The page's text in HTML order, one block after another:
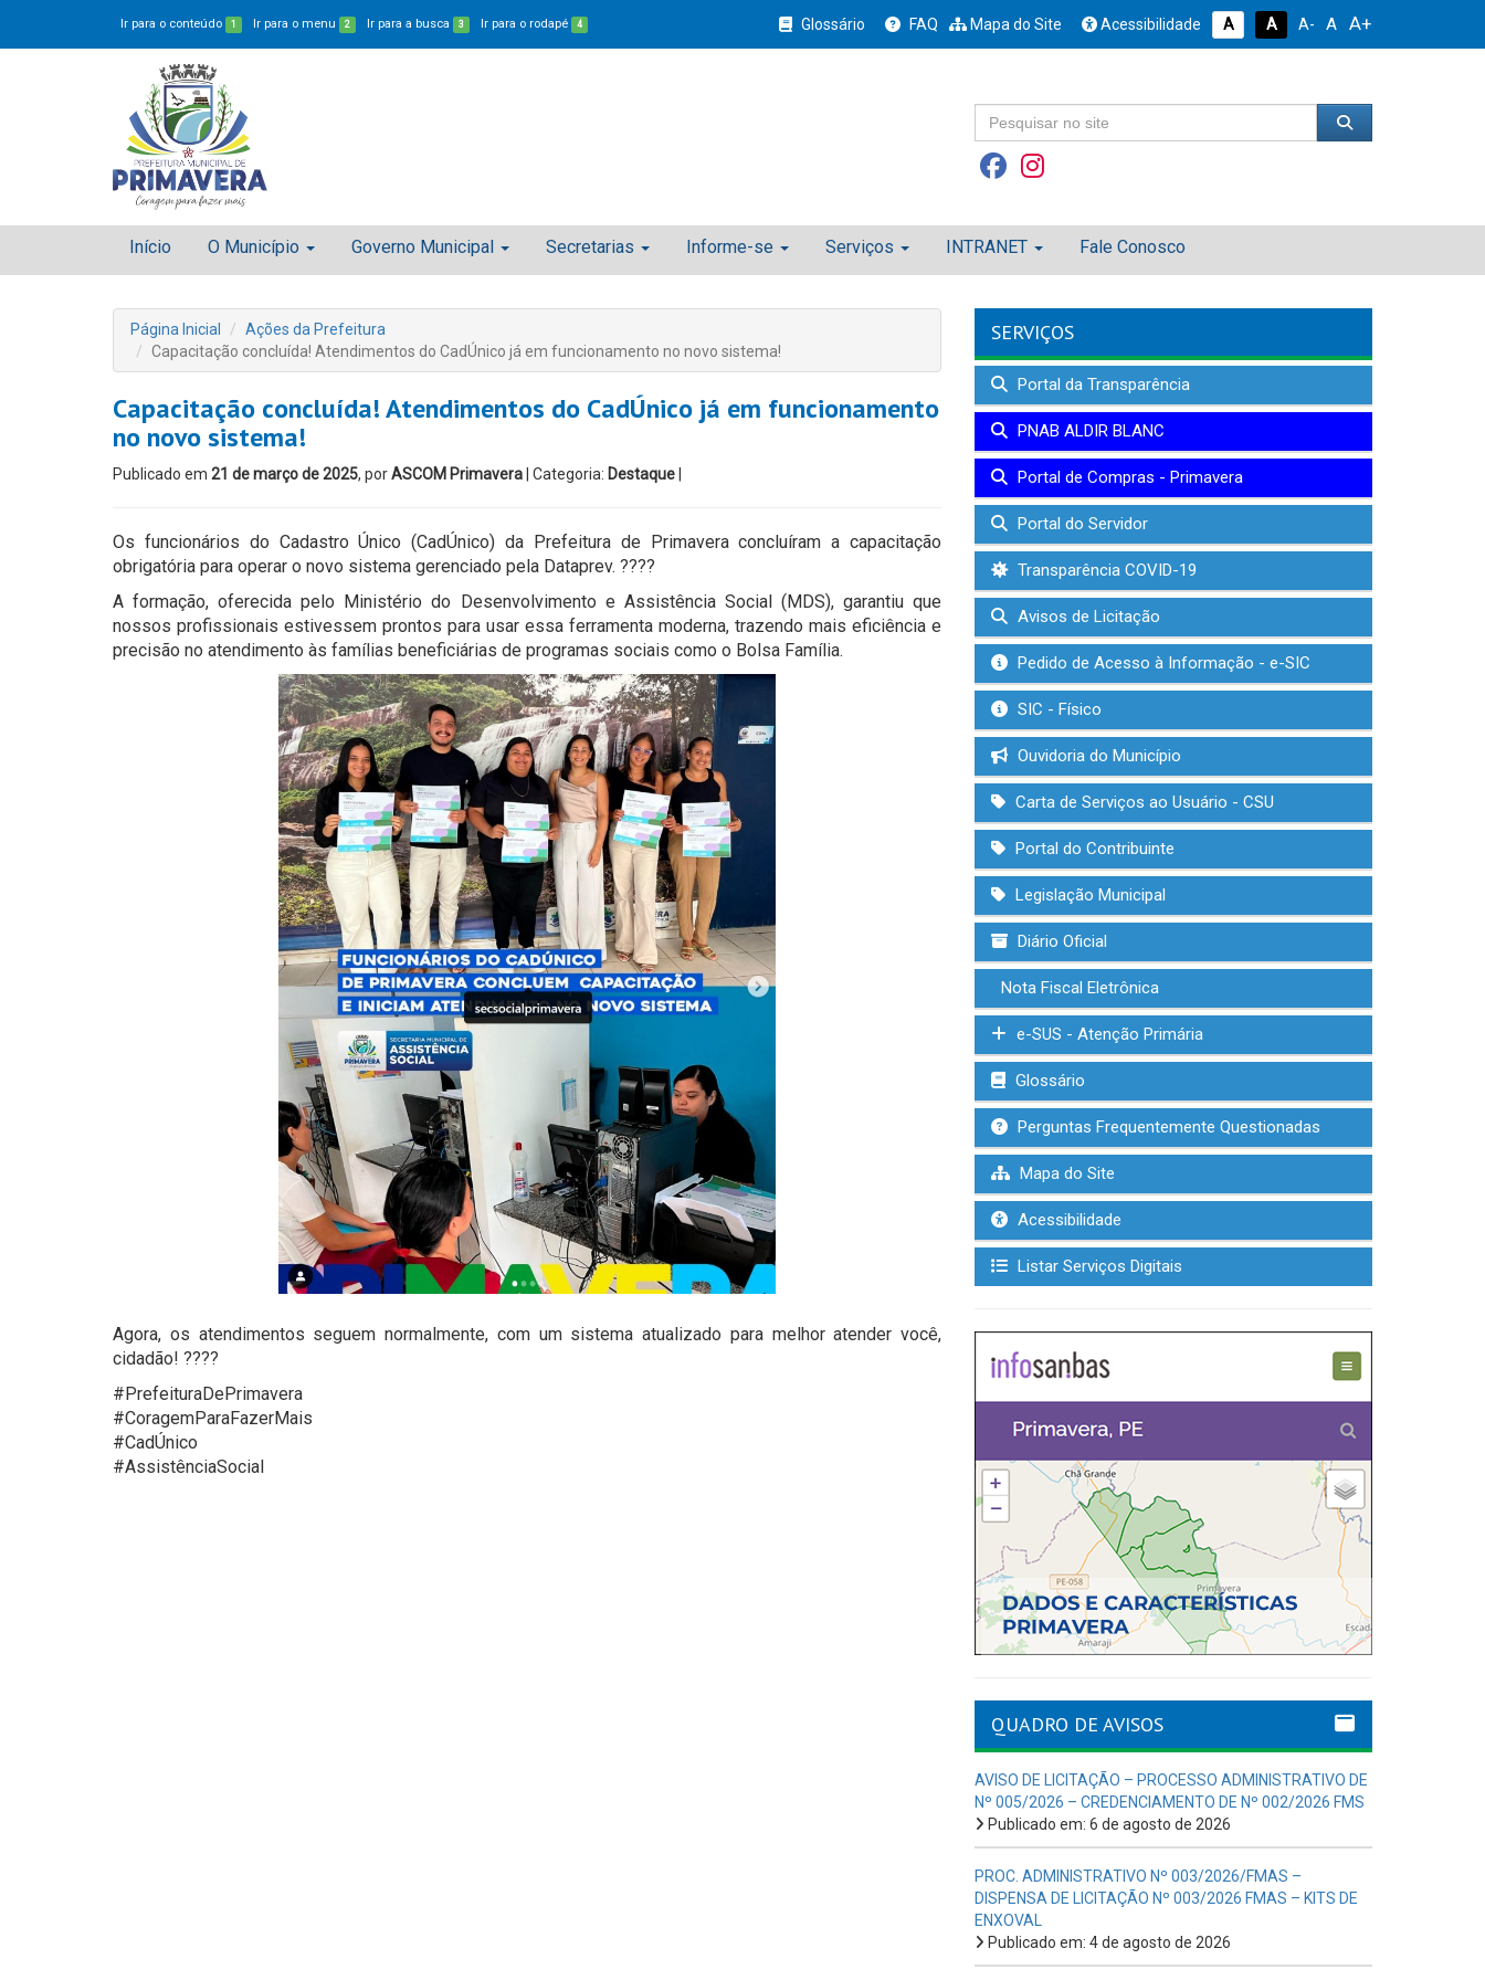
Ir para o conteúdo 1 Ir para o menu 2 Ir para a busca 3 Ir para o rodapé 4 Glossário FAQ Mapa do Site Acessibilidade A A A- A A+
Início O Município Governo Municipal Secretarias Informe-se Serviços INTRANET Fale Conosco
Página Inicial
Ações da Prefeitura
Capacitação concluída! Atendimentos do CadÚnico já em funcionamento no novo sistema!
Capacitação concluída! Atendimentos do CadÚnico já em funcionamento
no novo sistema!
Publicado em 21 de março de 2025, porASCOM Primavera | Categoria: Destaque
Os funcionários do Cadastro Único (CadÚnico) da Prefeitura de Primavera concluíram a capacitação
obrigatória para operar o novo sistema gerenciado pela Dataprev. ????
A formação, oferecida pelo Ministério do Desenvolvimento e Assistência Social (MDS), garantiu que
nossos profissionais estivessem prontos para usar essa ferramenta moderna, trazendo mais eficiência e
precisão no atendimento às famílias beneficiárias de programas sociais como o Bolsa Família.
Agora, os atendimentos seguem normalmente, com um sistema atualizado para melhor atender você,
cidadão! ????
#PrefeituraDePrimavera
#CoragemParaFazerMais
#CadÚnico
#AssistênciaSocial
SERVIÇOS
Portal da Transparência
PNAB ALDIR BLANC
Portal de Compras - Primavera
Portal do Servidor
Transparência COVID-19
Avisos de Licitação
Pedido de Acesso à Informação - e-SIC
SIC - Físico
Ouvidoria do Município
Carta de Serviços ao Usuário - CSU
Portal do Contribuinte
Legislação Municipal
Diário Oficial
Nota Fiscal Eletrônica
e-SUS - Atenção Primária
Glossário
Perguntas Frequentemente Questionadas
Mapa do Site
Acessibilidade
Listar Serviços Digitais
QUADRO DE AVISOS
AVISO DE LICITAÇÃO – PROCESSO ADMINISTRATIVO DE
Nº 005/2026 – CREDENCIAMENTO DE Nº 002/2026 FMS
Publicado em: 6 de agosto de 2026
PROC. ADMINISTRATIVO Nº 003/2026/FMAS –
DISPENSA DE LICITAÇÃO Nº 003/2026 FMAS – KITS DE
ENXOVAL
Publicado em: 4 de agosto de 2026